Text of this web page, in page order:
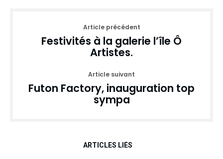
Article précédent
Festivités à la galerie l’île Ô
Artistes.
Article suivant
Futon Factory, inauguration top
sympa
ARTICLES LIÉS